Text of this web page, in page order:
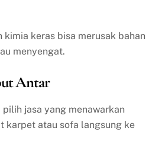
kimia keras bisa merusak bahan
menyengat.
Antar
jasa yang menawarkan
karpet atau sofa langsung ke